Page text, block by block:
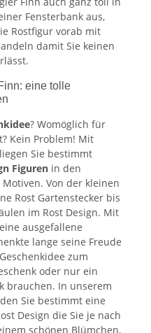
Fensterbank aus,
Rostfigur vorab mit
damit Sie keinen
eine tolle
? Womöglich für
Kein Problem! Mit
liegen Sie bestimmt
Figuren in den
Von der kleinen
Rost Gartenstecker bis
im Rost Design. Mit
ausgefallene
lange seine Freude
zum
oder nur ein
brauchen. In unserem
Sie bestimmt eine
Design die Sie je nach
schönen Blümchen,